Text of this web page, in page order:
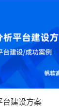
台建设方案